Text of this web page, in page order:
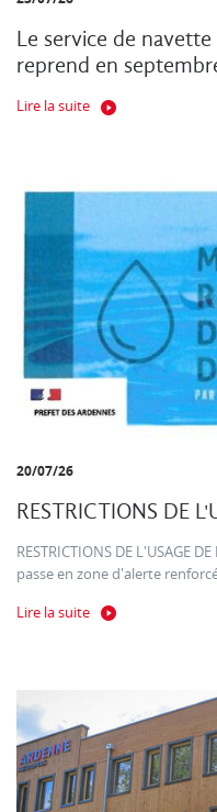
Le service de
reprend en
Lire la suite
20/07/26
RESTRICTIONS DE
RESTRICTIONS DE L'USAGE
passe en zone d'alerte
Lire la suite